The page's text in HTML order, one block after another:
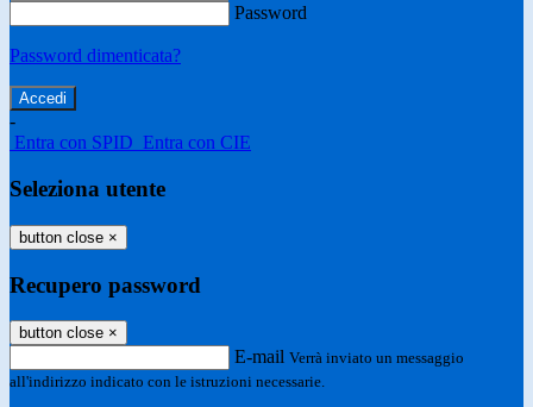
Password
Password dimenticata?
-
Entra con SPID Entra con CIE
Seleziona utente
button close ×
Recupero password
button close ×
E-mail Verrà inviato un messaggio
all'indirizzo indicato con le istruzioni necessarie.